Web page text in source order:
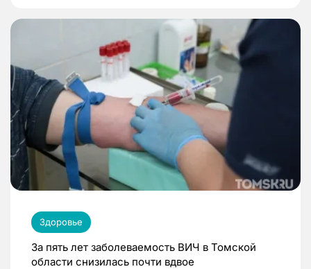
Здоровье
За пять лет заболеваемость ВИЧ в Томской
области снизилась почти вдвое